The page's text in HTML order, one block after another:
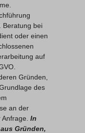
Beratung bei
oder einen
auf
Gründen,
des
an der
In
Gründen,